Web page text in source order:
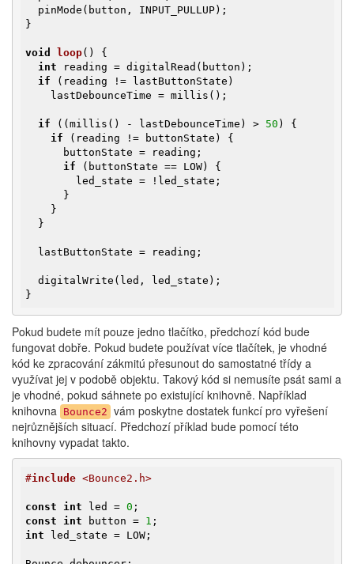
}
void loop()
{
int reading = digitalRead(button);
if (reading != lastButtonState)
if ((millis() - lastDebounceTime) > 50 ) {
if (reading != buttonState) {
if (buttonState == LOW) {
}
Pokud budete mít pouze jedno tlačítko, předchozí kód bude
fungovat dobře. Pokud budete používat více tlačítek, je vhodné
kód ke zpracování zákmitú přesunout do samostatné třídy a
využívat jej v podobě objektu. Takový kód si nemusíte psát sami a
je vhodné, pokud sáhnete po existující knihovně. Například
knihovna Bounce2 vám poskytne dostatek funkcí pro vyřešení
nejrůznějších situací. Předchozí příklad bude pomocí této
knihovny vypadat takto.
#include <Bounce2.h>
const int led = 0
const
int button = 1
int led_state = LOW;